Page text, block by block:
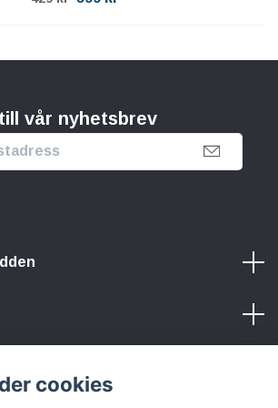
vår nyhetsbrev
cookies